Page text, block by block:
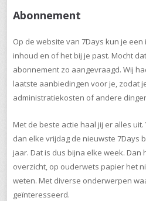
Abonnement
Op de website van 7Days kun je
inhoud en of het bij je past. Mocht
abonnement zo aangevraagd. Wij
laatste aanbiedingen voor je, zodat
administratiekosten of andere
Met de beste actie haal jij er alles
dan elke vrijdag de nieuwste 7Days
jaar. Dat is dus bijna elke week. Dan
overzicht, op ouderwets papier het
weten. Met diverse onderwerpen
geïnteresseerd.